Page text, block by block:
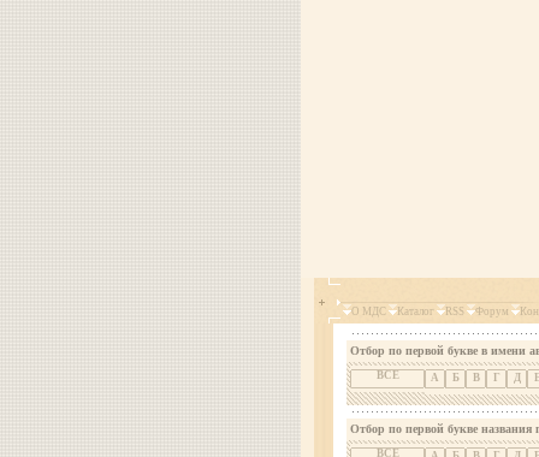
О МДС Каталог RSS Форум
Отбор по первой букве в имени
ВСЕ А Б В Г Д
Отбор по первой букве названия
ВСЕ